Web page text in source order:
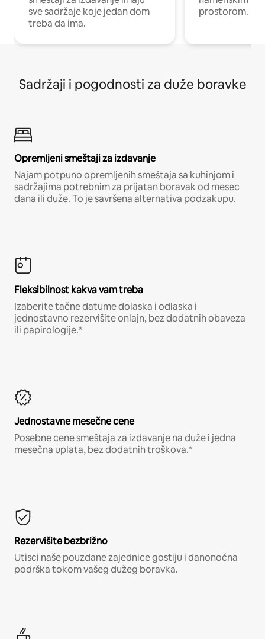
sve sadržaje koje jedan dom
treba da ima.
prostorom.
Sadržaji i pogodnosti za duže boravke
Opremljeni smeštaji za izdavanje
Najam potpuno opremljenih smeštaja sa kuhinjom i
sadržajima potrebnim za prijatan boravak od mesec
dana ili duže. To je savršena alternativa podzakupu.
Fleksibilnost kakva vam treba
Izaberite tačne datume dolaska i odlaska i
jednostavno rezervišite onlajn, bez dodatnih obaveza
ili papirologije.*
Jednostavne mesečne cene
Posebne cene smeštaja za izdavanje na duže i jedna
mesečna uplata, bez dodatnih troškova.*
Rezervišite bezbrižno
Utisci naše pouzdane zajednice gostiju i danonoćna
podrška tokom vašeg dužeg boravka.